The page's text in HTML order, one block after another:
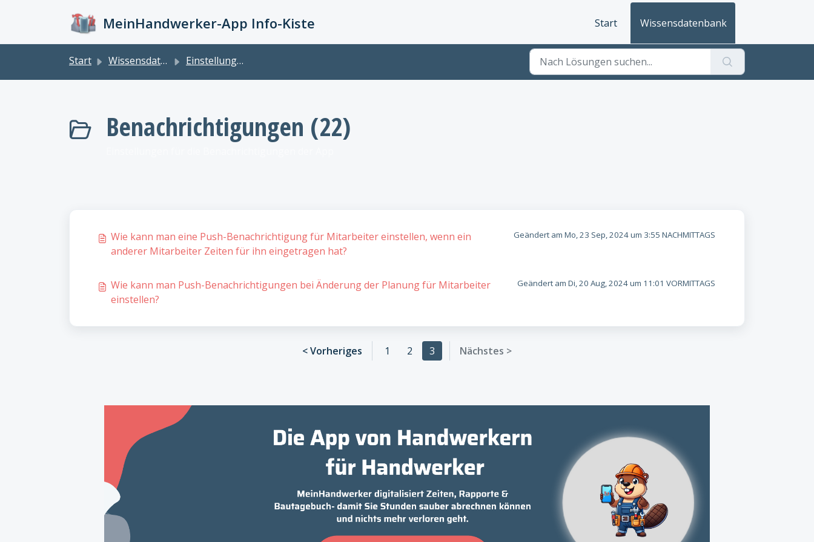
MeinHandwerker-App Info-Kiste Start Wissensdatenbank
Start Wissensdatenbank Einstellungen
Benachrichtigungen (22)
Wie kann man eine Push-Benachrichtigung für Mitarbeiter einstellen, wenn ein
anderer Mitarbeiter Zeiten für ihn eingetragen hat?
Geändert am Mo, 23 Sep, 2024 um 3:55 NACHMITTAGS
Wie kann man Push-Benachrichtigungen bei Änderung der Planung für Mitarbeiter
einstellen?
Geändert am Di, 20 Aug, 2024 um 11:01 VORMITTAGS
< Vorheriges 1 2 3 Nächstes >